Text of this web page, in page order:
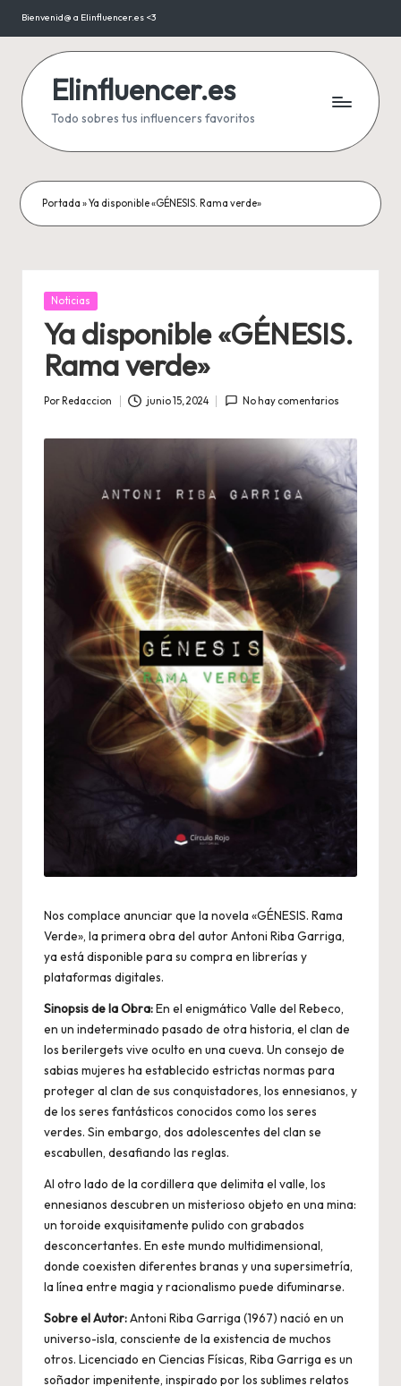
Saltar
contenido
Bienvenid@ a Elinfluencer.es <3
Elinfluencer.es
Todo sobres tus influencers favoritos
Portada »Ya disponible «GÉNESIS. Rama verde»
Publicada
Noticias
Ya disponible «GÉNESIS.
Rama verde»
Por Redaccion junio 15, 2024 No hay comentarios
Nos complace anunciar que la novela «GÉNESIS. Rama
Verde», la primera obra del autor Antoni Riba Garriga,
ya está disponible para su compra en librerías y
plataformas digitales.
Sinopsis de la Obra:En el enigmático Valle del Rebeco,
en un indeterminado pasado de otra historia, el clan de
los berilergets vive oculto en una cueva. Un consejo de
sabias mujeres ha establecido estrictas normas para
proteger al clan de sus conquistadores, los ennesianos, y
de los seres fantásticos conocidos como los seres
verdes. Sin embargo, dos adolescentes del clan se
escabullen, desafiando las reglas.
Al otro lado de la cordillera que delimita el valle, los
ennesianos descubren un misterioso objeto en una mina:
un toroide exquisitamente pulido con grabados
desconcertantes. En este mundo multidimensional,
donde coexisten diferentes branas y una supersimetría,
la línea entre magia y racionalismo puede difuminarse.
Sobre el Autor:Antoni Riba Garriga (1967) nació en un
universo-isla, consciente de la existencia de muchos
otros. Licenciado en Ciencias Físicas, Riba Garriga es un
soñador impenitente, inspirado por los sublimes relatos